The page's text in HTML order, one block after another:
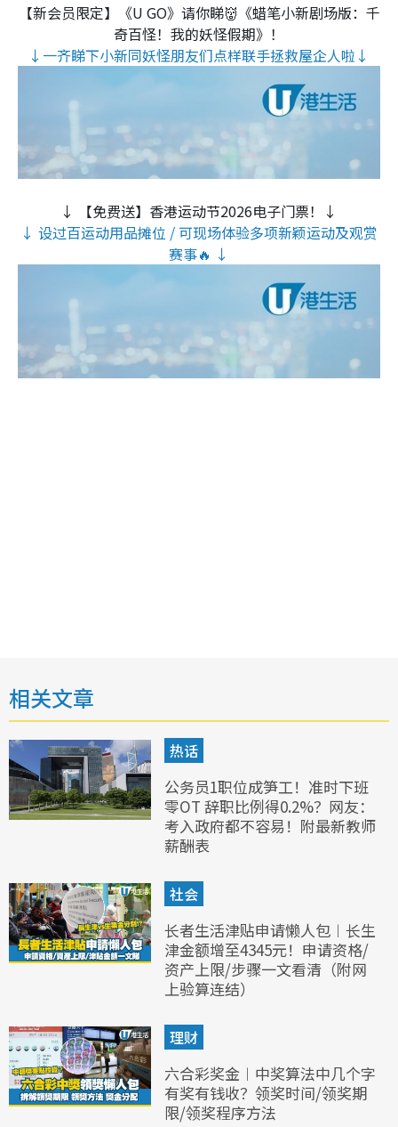
【新会员限定】《U GO》请你睇👹《蜡笔小新剧场版：千
奇百怪！我的妖怪假期》！
↓一齐睇下小新同妖怪朋友们点样联手拯救屋企人啦↓
↓ 【免费送】香港运动节2026电子门票！↓
↓ 设过百运动用品摊位 / 可现场体验多项新颖运动及观赏
赛事🔥 ↓
相关文章
热话
公务员1职位成笋工！准时下班
零OT 辞职比例得0.2%？网友：
考入政府都不容易！附最新教师
薪酬表
社会
长者生活津贴申请懒人包︱长生
津金额增至4345元！申请资格/
资产上限/步骤一文看清（附网
上验算连结）
理财
六合彩奖金︱中奖算法中几个字
有奖有钱收？领奖时间/领奖期
限/领奖程序方法